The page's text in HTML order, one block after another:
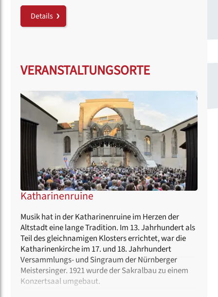
Details
VERANSTALTUNGSORTE
Katharinenruine
Musik hat in der Katharinenruine im Herzen der
Altstadt eine lange Tradition. Im 13. Jahrhundert als
Teil des gleichnamigen Klosters errichtet, war die
Katharinenkirche im 17. und 18. Jahrhundert
Versammlungs- und Singraum der Nürnberger
Meistersinger. 1921 wurde der Sakralbau zu einem
Konzertsaal umgebaut.